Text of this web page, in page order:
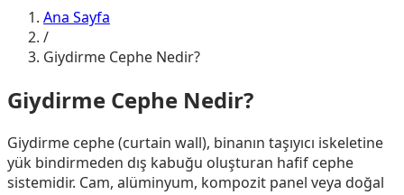
Ana Sayfa
/
Giydirme Cephe Nedir?
Giydirme Cephe Nedir?
Giydirme cephe (curtain wall), binanın taşıyıcı iskeletine
yük bindirmeden dış kabuğu oluşturan hafif cephe
sistemidir. Cam, alüminyum, kompozit panel veya doğal